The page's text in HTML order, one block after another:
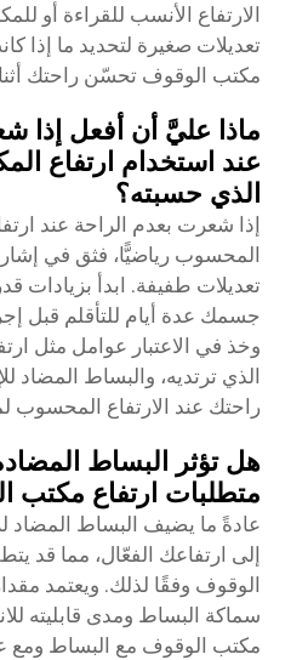
الارتفاع الأنسب للقراءة أو
تعديلات صغيرة لتحديد ما إذا
مكتب الوقوف تحسّن راحتك
ماذا عليَّ أن أفعل إذا
عند استخدام ارتفاع
الذي حسبته؟
إذا شعرت بعدم الراحة عند
المحسوب رياضيًّا، فثق في
تعديلات طفيفة. ابدأ بزيادات
جسمك عدة أيام للتأقلم قبل
وخذ في الاعتبار عوامل مثل
الذي ترتديه، والبساط المضاد
راحتك عند الارتفاع المحسوب
هل تؤثر البساط
متطلبات ارتفاع مكتب
إلى ارتفاعك الفعّال، مما قد
الوقوف وفقًا لذلك. ويعتمد
سماكة البساط ومدى قابليته
مكتب الوقوف مع البساط ومع